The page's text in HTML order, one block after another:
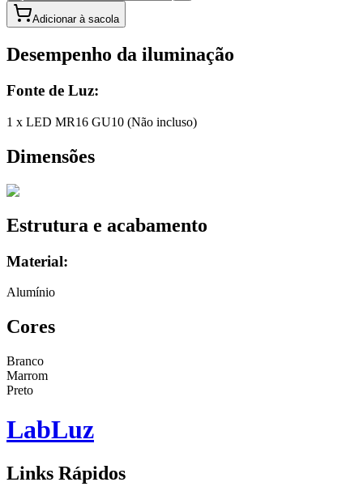
Adicionar à sacola
Desempenho da iluminação
Fonte de Luz:
1 x LED MR16 GU10 (Não incluso)
Dimensões
Estrutura e acabamento
Material:
Alumínio
Cores
Branco
Marrom
Preto
LabLuz
Links Rápidos